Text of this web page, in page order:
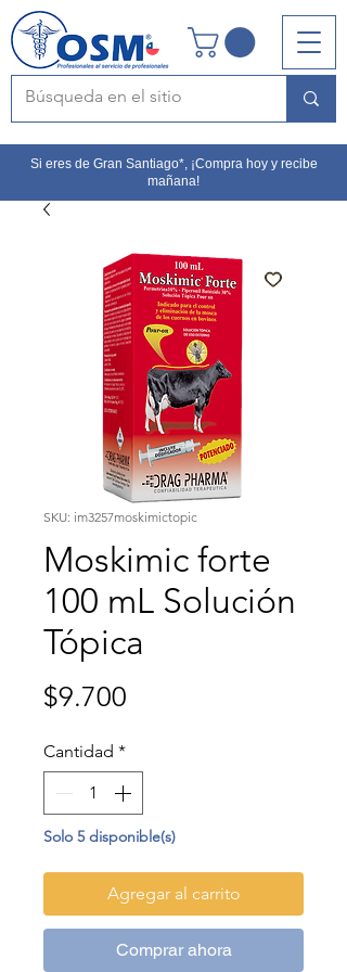
Si eres de Gran Santiago*, ¡Compra hoy y recibe
mañana!
SKU: im3257moskimictopic
Moskimic forte
100 mL Solución
Tópica
$9.700
Cantidad *
Solo 5 disponible(s)
Agregar al carrito
Comprar ahora